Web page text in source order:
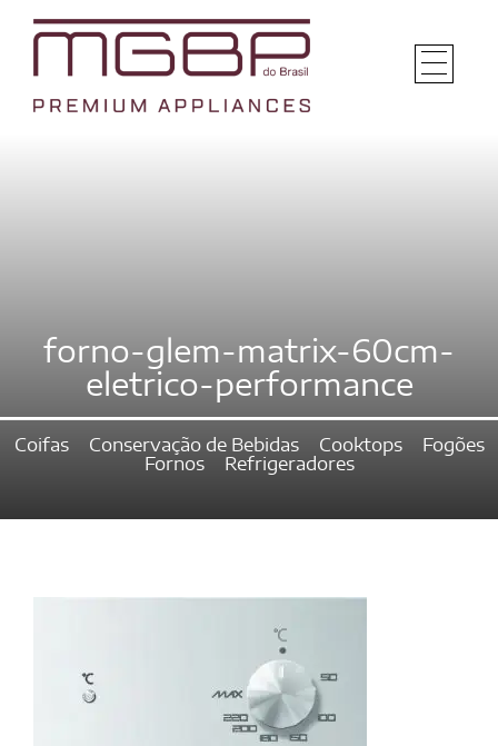
forno-glem-matrix-60cm-
eletrico-performance
Coifas Conservação de Bebidas Cooktops
Fogões
Fornos
Refrigeradores